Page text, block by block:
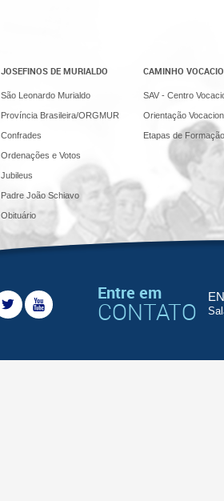
JOSEFINOS DE MURIALDO
São Leonardo Murialdo
Província Brasileira/ORGMUR
Confrades
Ordenações e Votos
Jubileus
Padre João Schiavo
Obituário
CAMINHO
SAV - Centro
Orientação
Etapas de Formação
Entre em
CONTATO